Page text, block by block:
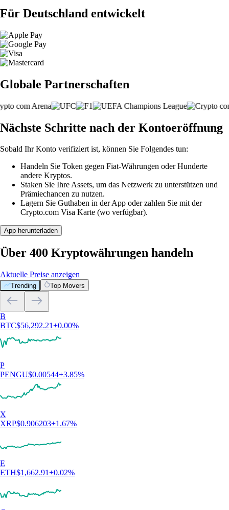
Für Deutschland entwickelt
Globale Partnerschaften
Nächste Schritte nach der Kontoeröffnung
Sobald Ihr Konto verifiziert ist, können Sie Folgendes tun:
Handeln Sie Token gegen Fiat-Währungen oder Hunderte
andere Kryptos.
Staken Sie Ihre Assets, um das Netzwerk zu unterstützen und
Prämiechancen zu nutzen.
Lagern Sie Guthaben in der App oder zahlen Sie mit der
Crypto.com Visa Karte (wo verfügbar).
App herunterladen
Über 400 Kryptowährungen handeln
Aktuelle Preise anzeigen
Trending Top Movers
B
BTC$56,292.21+0.00%
P
PENGU$0.00544+3.85%
X
XRP$0.906203+1.67%
E
ETH$1,662.91+0.02%